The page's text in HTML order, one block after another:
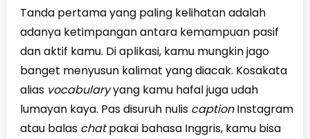
Tanda pertama yang paling kelihatan adalah
adanya ketimpangan antara kemampuan pasif
dan aktif kamu. Di aplikasi, kamu mungkin jago
banget menyusun kalimat yang diacak. Kosakata
alias vocabularyyang kamu hafal juga udah
lumayan kaya. Pas disuruh nulis captionInstagram
atau balas chatpakai bahasa Inggris, kamu bisa